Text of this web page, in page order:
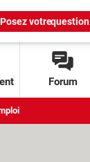
Posez votrequestion
Forum